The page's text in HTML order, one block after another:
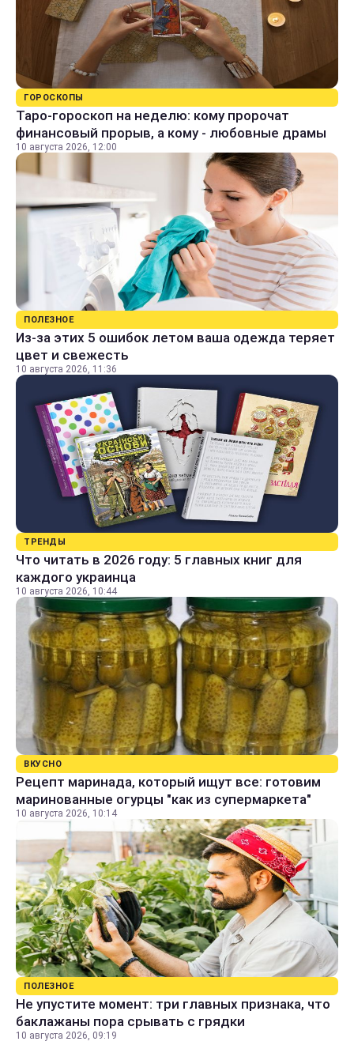
ГОРОСКОПЫ
Таро-гороскоп на неделю: кому пророчат
финансовый прорыв, а кому - любовные драмы
10 августа 2026, 12:00
ПОЛЕЗНОЕ
Из-за этих 5 ошибок летом ваша одежда теряет
цвет и свежесть
10 августа 2026, 11:36
ТРЕНДЫ
Что читать в 2026 году: 5 главных книг для
каждого украинца
10 августа 2026, 10:44
ВКУСНО
Рецепт маринада, который ищут все: готовим
маринованные огурцы "как из супермаркета"
10 августа 2026, 10:14
ПОЛЕЗНОЕ
Не упустите момент: три главных признака, что
баклажаны пора срывать с грядки
10 августа 2026, 09:19